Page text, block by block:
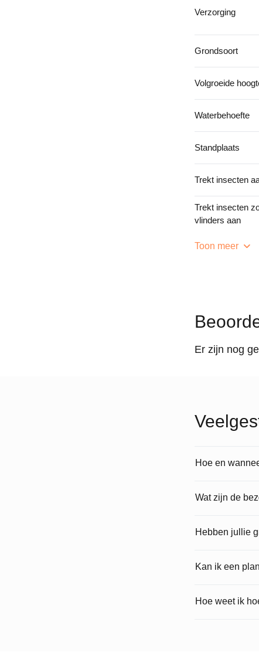
Verzorging
Grondsoort
Volgroeide
Waterbehoefte
Standplaats
Trekt insecten
Trekt insecten
vlinders aan
Toon meer
Er zijn nog
Hoe en
Wat zijn de
Hebben jullie
Kan ik een
Hoe weet ik